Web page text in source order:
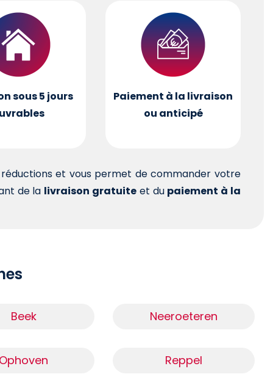
sous 5 jours
Paiement à la livraison
ou anticipé
et vous permet de commander votre
de la livraison gratuite et du paiement à la
Beek Neeroeteren
Reppel